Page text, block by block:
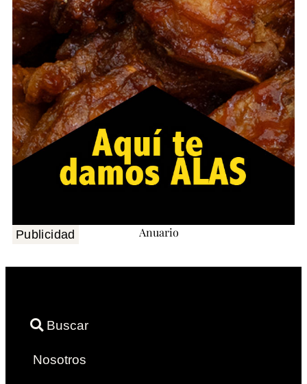
Publicidad
Buscar
Nosotros